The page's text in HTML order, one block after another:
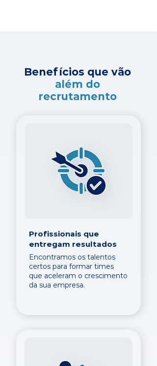
Benefícios que vão
além do
recrutamento
Profissionais que
entregam resultados
Encontramos os talentos
certos para formar times
que aceleram o crescimento
da sua empresa.